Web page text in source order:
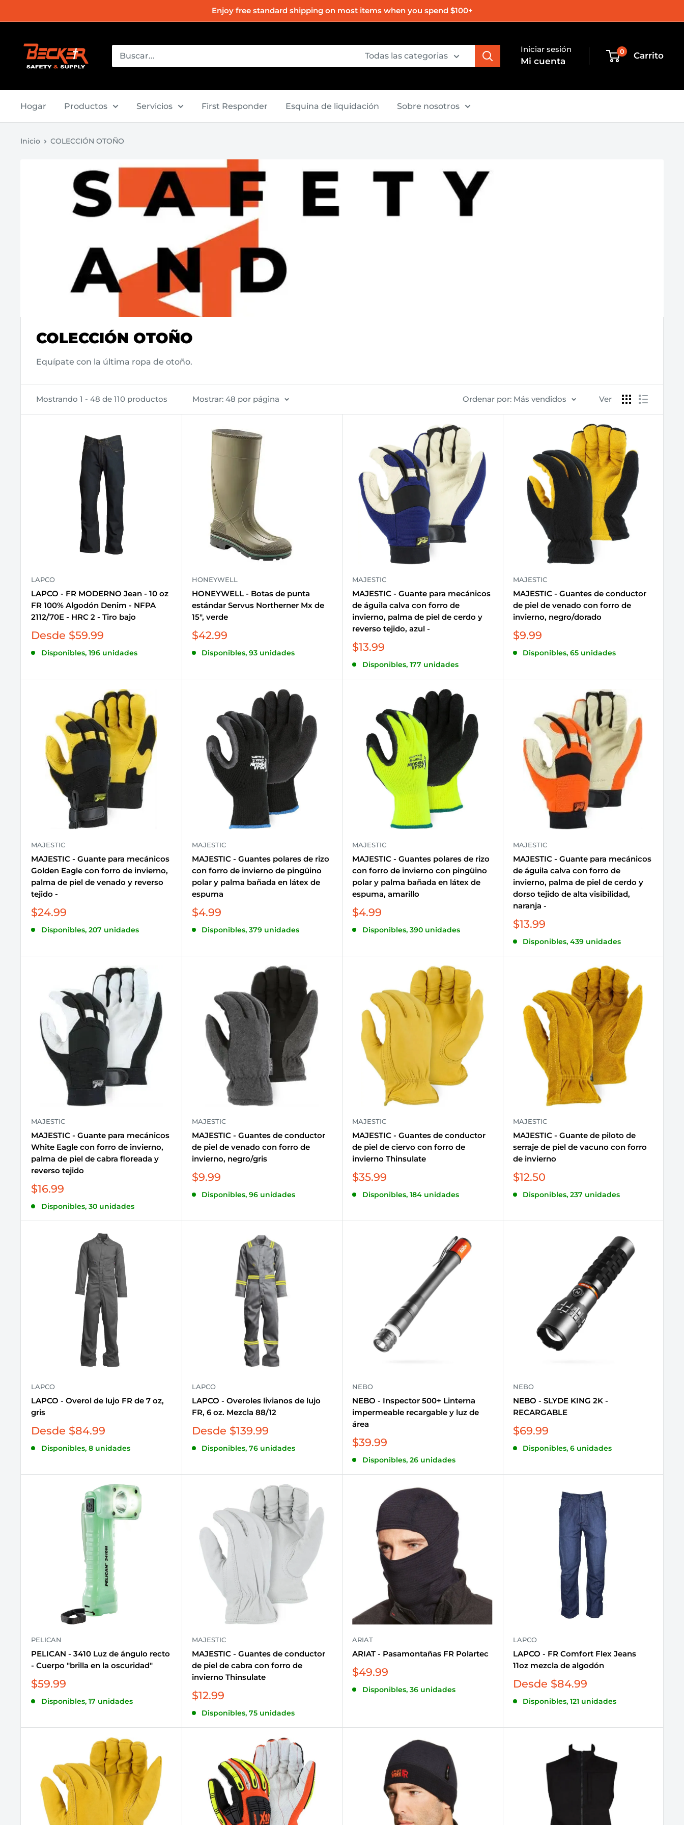
directamente
contenido
Enjoy free standard shipping on most items when you spend $100+
Safety
and
Todas las categorias
Iniciar sesión
Mi cuenta
0 Carrito
Hogar Productos Servicios First Responder Esquina de liquidación Sobre nosotros
Inicio COLECCIÓN OTOÑO
COLECCIÓN OTOÑO
Equípate con la última ropa de otoño.
Mostrando 1 - 48 de 110 productos Mostrar: 48 por página Ordenar por: Más vendidos Ver
LAPCO
LAPCO - FR MODERNO Jean - 10 oz
FR 100% Algodón Denim - NFPA
2112/70E - HRC 2 - Tiro bajo
Precio
venta
Desde $59.99
Disponibles, 196 unidades
HONEYWELL
HONEYWELL - Botas de punta
estándar Servus Northerner Mx de
15", verde
Precio
venta
$42.99
Disponibles, 93 unidades
MAJESTIC
MAJESTIC - Guante para mecánicos
de águila calva con forro de
invierno, palma de piel de cerdo y
reverso tejido, azul -
Precio
venta
$13.99
Disponibles, 177 unidades
MAJESTIC
MAJESTIC - Guantes de conductor
de piel de venado con forro de
invierno, negro/dorado
Precio
venta
$9.99
Disponibles, 65 unidades
MAJESTIC
MAJESTIC - Guante para mecánicos
Golden Eagle con forro de invierno,
palma de piel de venado y reverso
tejido -
Precio
venta
$24.99
Disponibles, 207 unidades
MAJESTIC
MAJESTIC - Guantes polares de rizo
con forro de invierno de pingüino
polar y palma bañada en látex de
espuma
Precio
venta
$4.99
Disponibles, 379 unidades
MAJESTIC
MAJESTIC - Guantes polares de rizo
con forro de invierno con pingüino
polar y palma bañada en látex de
espuma, amarillo
Precio
venta
$4.99
Disponibles, 390 unidades
MAJESTIC
MAJESTIC - Guante para mecánicos
de águila calva con forro de
invierno, palma de piel de cerdo y
dorso tejido de alta visibilidad,
naranja -
Precio
venta
$13.99
Disponibles, 439 unidades
MAJESTIC
MAJESTIC - Guante para mecánicos
White Eagle con forro de invierno,
palma de piel de cabra floreada y
reverso tejido
Precio
venta
$16.99
Disponibles, 30 unidades
MAJESTIC
MAJESTIC - Guantes de conductor
de piel de venado con forro de
invierno, negro/gris
Precio
venta
$9.99
Disponibles, 96 unidades
MAJESTIC
MAJESTIC - Guantes de conductor
de piel de ciervo con forro de
invierno Thinsulate
Precio
venta
$35.99
Disponibles, 184 unidades
MAJESTIC
MAJESTIC - Guante de piloto de
serraje de piel de vacuno con forro
de invierno
Precio
venta
$12.50
Disponibles, 237 unidades
LAPCO
LAPCO - Overol de lujo FR de 7 oz,
gris
Precio
venta
Desde $84.99
Disponibles, 8 unidades
LAPCO
LAPCO - Overoles livianos de lujo
FR, 6 oz. Mezcla 88/12
Precio
venta
Desde $139.99
Disponibles, 76 unidades
NEBO
NEBO - Inspector 500+ Linterna
impermeable recargable y luz de
área
Precio
venta
$39.99
Disponibles, 26 unidades
NEBO
NEBO - SLYDE KING 2K -
RECARGABLE
Precio
venta
$69.99
Disponibles, 6 unidades
PELICAN
PELICAN - 3410 Luz de ángulo recto
- Cuerpo "brilla en la oscuridad"
Precio
venta
$59.99
Disponibles, 17 unidades
MAJESTIC
MAJESTIC - Guantes de conductor
de piel de cabra con forro de
invierno Thinsulate
Precio
venta
$12.99
Disponibles, 75 unidades
ARIAT
ARIAT - Pasamontañas FR Polartec
Precio
venta
$49.99
Disponibles, 36 unidades
LAPCO
LAPCO - FR Comfort Flex Jeans
11oz mezcla de algodón
Precio
venta
Desde $84.99
Disponibles, 121 unidades